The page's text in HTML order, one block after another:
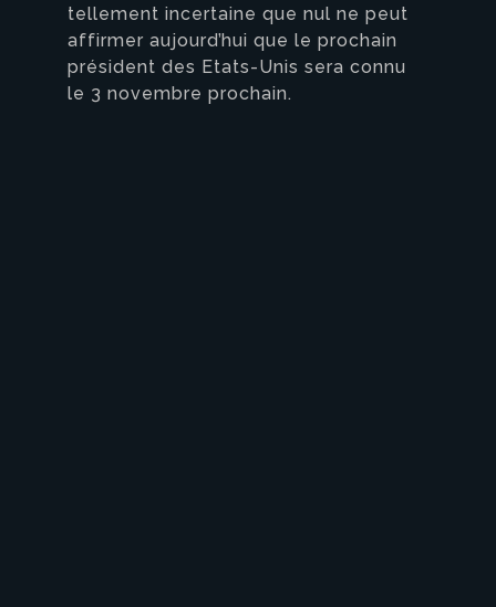
tellement incertaine que nul ne peut
affirmer aujourd’hui que le prochain
président des Etats-Unis sera connu
le 3 novembre prochain.